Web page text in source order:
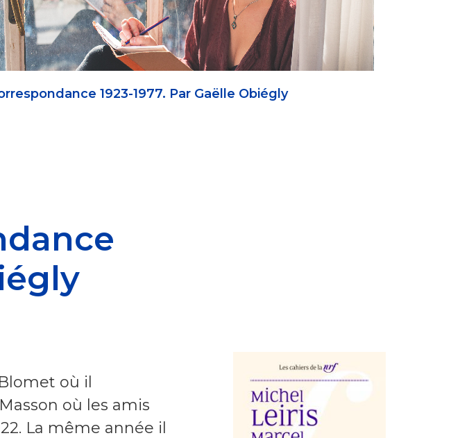
1923-1977. Par Gaëlle Obiégly
où il
où les amis
La même année il